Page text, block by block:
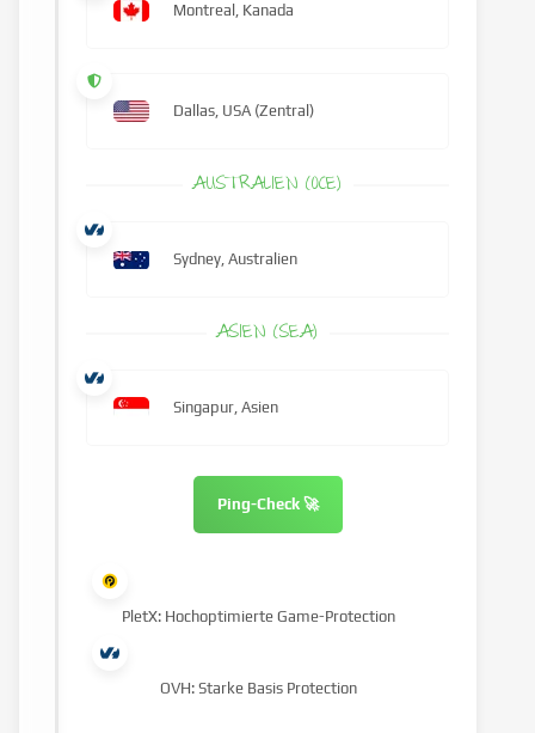
Montreal, Kanada
Dallas, USA (Zentral)
AUSTRALIEN (OCE)
Sydney, Australien
ASIEN (SEA)
Singapur, Asien
Ping-Check 🚀
PletX: Hochoptimierte Game-Protection
OVH: Starke Basis Protection